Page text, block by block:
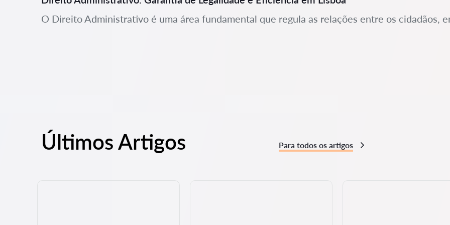
O Direito Administrativo é uma área fundamental que regula as relações entre os cidadãos,
Últimos Artigos Para todos os artigos